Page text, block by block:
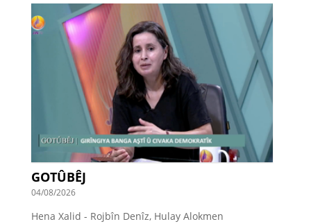
GOTÛBÊJ
04/08/2026
Hena Xalid - Rojbîn Denîz, Hulay Alokmen